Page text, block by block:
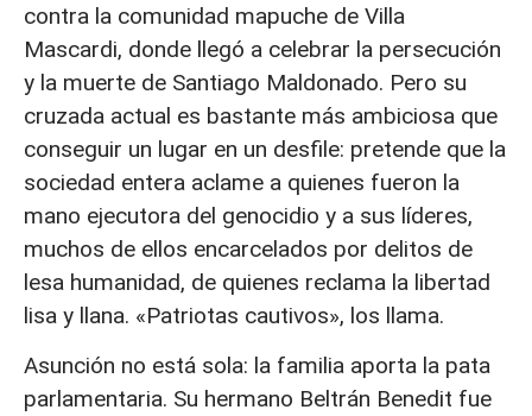
contra la comunidad mapuche de Villa
Mascardi, donde llegó a celebrar la persecución
y la muerte de Santiago Maldonado. Pero su
cruzada actual es bastante más ambiciosa que
conseguir un lugar en un desfile: pretende que la
sociedad entera aclame a quienes fueron la
mano ejecutora del genocidio y a sus líderes,
muchos de ellos encarcelados por delitos de
lesa humanidad, de quienes reclama la libertad
lisa y llana. «Patriotas cautivos», los llama.
Asunción no está sola: la familia aporta la pata
parlamentaria. Su hermano Beltrán Benedit fue